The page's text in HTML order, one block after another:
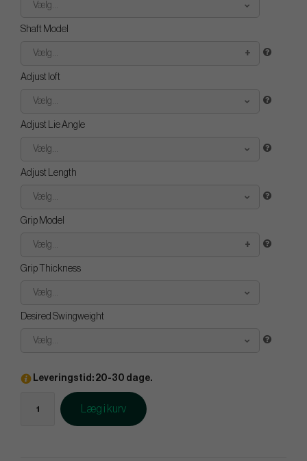
Vælg...
Shaft Model
Vælg...
Adjust loft
Vælg...
Adjust Lie Angle
Vælg...
Adjust Length
Vælg...
Grip Model
Vælg...
Grip Thickness
Vælg...
Desired Swingweight
Vælg...
Leveringstid: 20-30 dage.
Læg i kurv